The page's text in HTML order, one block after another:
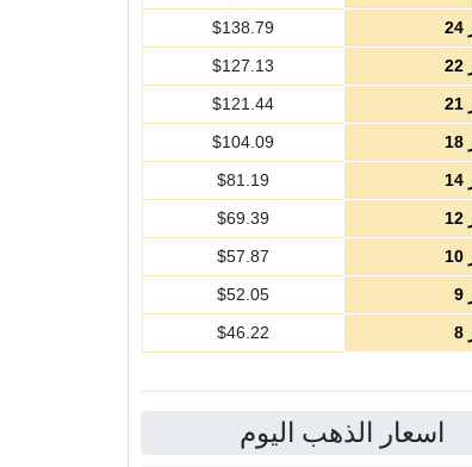
$138.79
$127.13
$121.44
$104.09
$81.19
$69.39
$57.87
$52.05
$46.22
اسعار الذهب اليوم